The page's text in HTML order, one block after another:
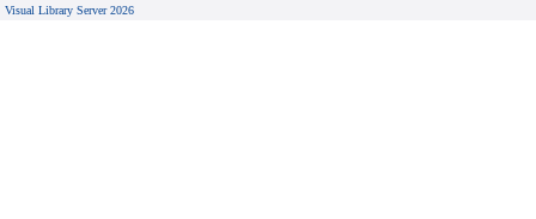
Visual Library Server 2026